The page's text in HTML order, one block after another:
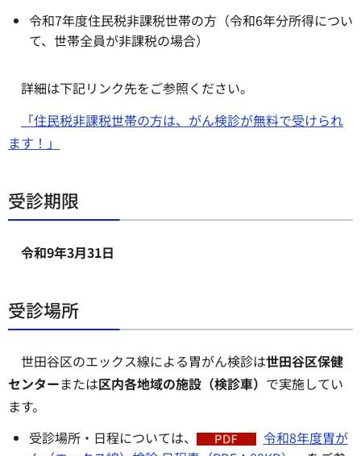
令和7年度住民税非課税世帯の方（令和6年分所得につい
て、世帯全員が非課税の場合）
詳細は下記リンク先をご参照ください。
「住民税非課税世帯の方は、がん検診が無料で受けられ
ます！」
受診期限
令和9年3月31日
受診場所
世田谷区のエックス線による胃がん検診は世田谷区保健
センターまたは区内各地域の施設（検診車） で実施してい
ます。
受診場所・日程については、
令和8年度胃が